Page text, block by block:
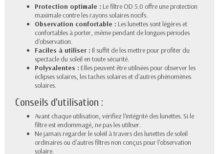
Protection optimale : Le filtre OD 5.0 offre une protection
maximale contre les rayons solaires nocifs.
Observation confortable : Les lunettes sont légères et
confortables à porter, même pendant de longues périodes
d'observation.
Faciles à utiliser : Il suffit de les mettre pour profiter du
spectacle du soleil en toute sécurité.
Polyvalentes : Elles peuvent être utilisées pour observer les
éclipses solaires, les taches solaires et d'autres phénomènes
solaires.
Conseils d'utilisation :
Avant chaque utilisation, vérifiez l'intégrité des lunettes. Si le
filtre est endommagé, ne pas les utiliser.
Ne jamais regarder le soleil à travers des lunettes de soleil
ordinaires ou d'autres filtres non conçus pour l'observation
solaire.